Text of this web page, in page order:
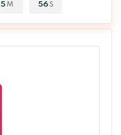
5 M 55 S